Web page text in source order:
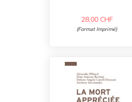
28,00 CHF
(Format Imprimé)